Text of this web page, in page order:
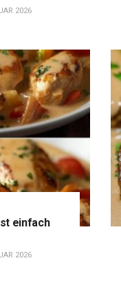
2026
einfach
2026